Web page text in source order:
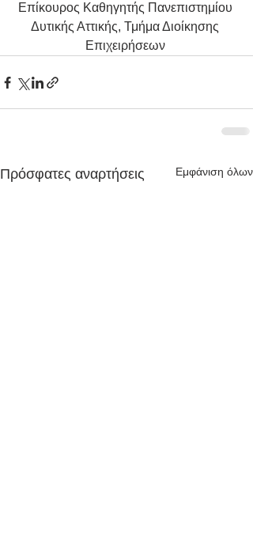
Επίκουρος Καθηγητής Πανεπιστημίου
Δυτικής Αττικής, Τμήμα Διοίκησης
Επιχειρήσεων
Πρόσφατες αναρτήσεις Εμφάνιση όλων